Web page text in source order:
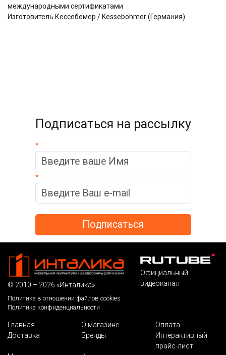
международными сертификатами
Изготовитель Кессебёмер / Kessebohmer (Германия)
Подписаться на рассылку
*
*
© 2010 – 2026 «Инталика»
Политика в отношении файлов cookies
Политика конфиденциальности
Официальный
видеоканал
Главная О магазине
Оплата
Доставка
Бренды
Интерактивный
прайс-лист